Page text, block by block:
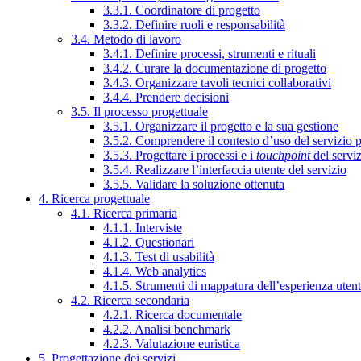
3.3.1. Coordinatore di progetto
3.3.2. Definire ruoli e responsabilità
3.4. Metodo di lavoro
3.4.1. Definire processi, strumenti e rituali
3.4.2. Curare la documentazione di progetto
3.4.3. Organizzare tavoli tecnici collaborativi
3.4.4. Prendere decisioni
3.5. Il processo progettuale
3.5.1. Organizzare il progetto e la sua gestione
3.5.2. Comprendere il contesto d’uso del servizio
3.5.3. Progettare i processi e i touchpointdel
3.5.4. Realizzare l’interfaccia utente del servizio
3.5.5. Validare la soluzione ottenuta
4. Ricerca progettuale
4.1. Ricerca primaria
4.1.1. Interviste
4.1.2. Questionari
4.1.3. Test di usabilità
4.1.4. Web analytics
4.1.5. Strumenti di mappatura dell’esperienza
4.2. Ricerca secondaria
4.2.1. Ricerca documentale
4.2.2. Analisi benchmark
4.2.3. Valutazione euristica
5. Progettazione dei servizi